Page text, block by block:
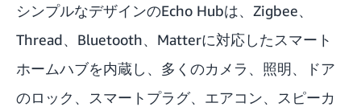
シンプルなデザインのEcho Hubは、Zigbee、
Thread、Bluetooth、Matterに対応したスマート
ホームハブを内蔵し、多くのカメラ、照明、ドア
のロック、スマートプラグ、エアコン、スピーカ